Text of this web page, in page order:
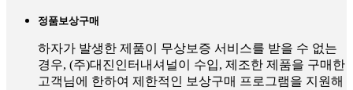
정품보상구매
하자가 발생한 제품이 무상보증 서비스를 받을 수 없는
경우, (주)대진인터내셔널이 수입, 제조한 제품을 구매한
고객님에 한하여 제한적인 보상구매 프로그램을 지원해